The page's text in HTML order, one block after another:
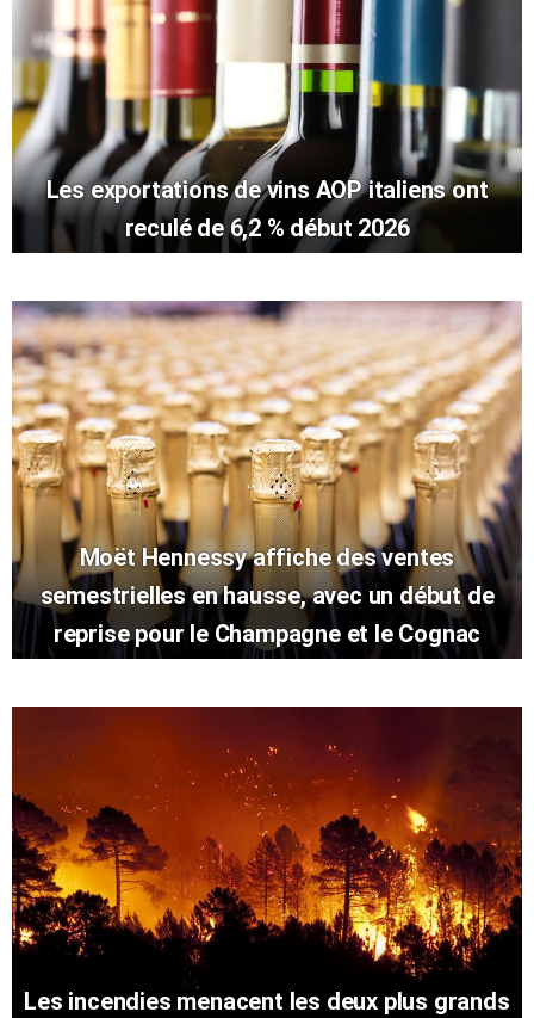
Les exportations de vins AOP italiens ont
reculé de 6,2 % début 2026
Moët Hennessy affiche des ventes
semestrielles en hausse, avec un début de
reprise pour le Champagne et le Cognac
Les incendies menacent les deux plus grands